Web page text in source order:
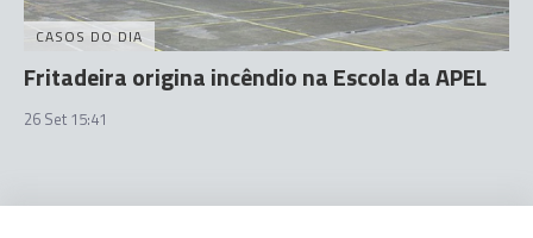
CASOS DO DIA
Fritadeira origina incêndio na Escola da APEL
26 Set 15:41